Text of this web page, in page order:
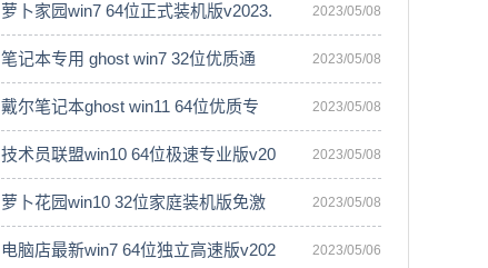
萝卜家园win7 64位正式装机版v2023. 2023/05/08
笔记本专用 ghost win7 32位优质通 2023/05/08
戴尔笔记本ghost win11 64位优质专 2023/05/08
技术员联盟win10 64位极速专业版v20 2023/05/08
萝卜花园win10 32位家庭装机版免激 2023/05/08
电脑店最新win7 64位独立高速版v202 2023/05/06